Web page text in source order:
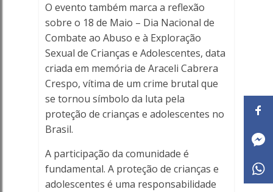
O evento também marca a reflexão
sobre o 18 de Maio – Dia Nacional de
Combate ao Abuso e à Exploração
Sexual de Crianças e Adolescentes, data
criada em memória de Araceli Cabrera
Crespo, vítima de um crime brutal que
se tornou símbolo da luta pela
proteção de crianças e adolescentes no
Brasil.
A participação da comunidade é
fundamental. A proteção de crianças e
adolescentes é uma responsabilidade